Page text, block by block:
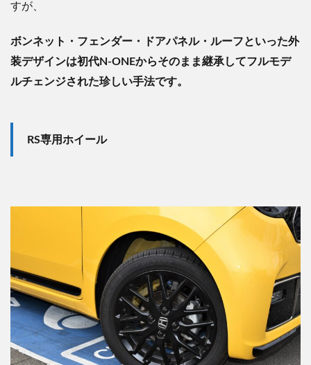
すが、
ボンネット・フェンダー・ドアパネル・ルーフといった外
装デザインは初代N-ONEからそのまま継承してフルモデ
ルチェンジされた珍しい手法です。
RS専用ホイール